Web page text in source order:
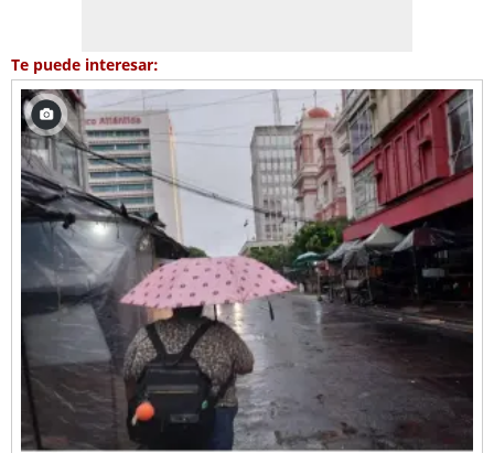
Te puede interesar: